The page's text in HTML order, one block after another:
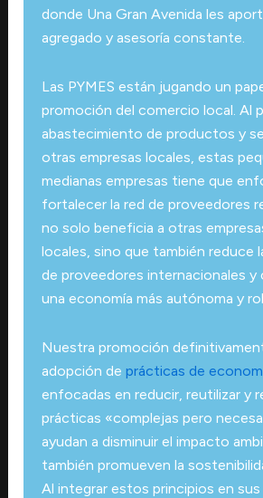
donde Una Gran Avenida les
agregado y asesoría constante.
Las PYMES están jugando un
promoción del comercio local. Al
abastecimiento de productos y
otras empresas locales, estas
medianas empresas tiene que
fortalecer la red de proveedores
no solo beneficia a otras
locales, sino que también reduce
de proveedores internacionales y
una economía más autónoma y
Nuestra promoción
adopción de prácticas de
enfocadas en reducir, reutilizar y
prácticas «complejas pero
ayudan a disminuir el impacto
también promueven la
Al integrar estos principios en